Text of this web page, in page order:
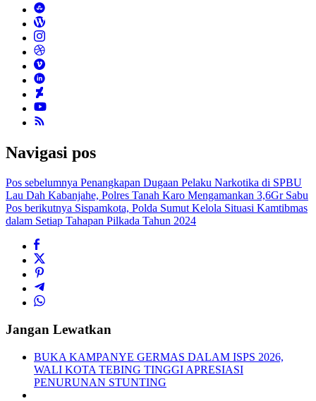
Navigasi pos
Pos sebelumnya Penangkapan Dugaan Pelaku Narkotika di SPBU
Lau Dah Kabanjahe, Polres Tanah Karo Mengamankan 3,6Gr Sabu
Pos berikutnya Sispamkota, Polda Sumut Kelola Situasi Kamtibmas
dalam Setiap Tahapan Pilkada Tahun 2024
Jangan Lewatkan
BUKA KAMPANYE GERMAS DALAM ISPS 2026,
WALI KOTA TEBING TINGGI APRESIASI
PENURUNAN STUNTING